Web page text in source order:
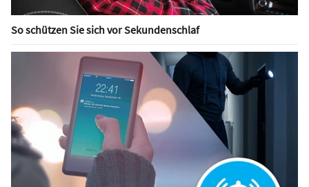
So schützen Sie sich vor Sekundenschlaf